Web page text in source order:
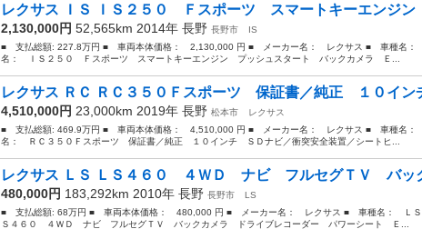
レクサス ＩＳ ＩＳ２５０ Ｆスポーツ スマートキーエンジ
2,130,000円 52,565km 2014年 長野 長野市
IS
■ 支払総額: 227.8万円 ■ 車両本体価格： 2,130,000 円 ■ メーカー名： レクサス ■ 車種名
名： ＩＳ２５０ Ｆスポーツ スマートキーエンジン プッシュスタート バックカメラ Ｅ...
レクサス ＲＣ ＲＣ３５０Ｆスポーツ 保証書／純正 １０イ
4,510,000円 23,000km 2019年 長野 松本市
レクサス
■ 支払総額: 469.9万円 ■ 車両本体価格： 4,510,000 円 ■ メーカー名： レクサス ■ 車種名
名： ＲＣ３５０Ｆスポーツ 保証書／純正 １０インチ ＳＤナビ／衝突安全装置／シートヒ...
レクサス ＬＳ ＬＳ４６０ ４ＷＤ ナビ フルセグＴＶ バッ
480,000円 183,292km 2010年 長野 長野市
LS
■ 支払総額: 68万円 ■ 車両本体価格： 480,000 円 ■ メーカー名： レクサス ■ 車種名： Ｌ
Ｓ４６０ ４ＷＤ ナビ フルセグＴＶ バックカメラ ドライブレコーダー パワーシート Ｅ...